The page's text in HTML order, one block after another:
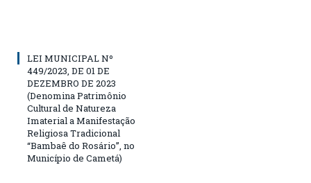
LEI MUNICIPAL Nº
449/2023, DE 01 DE
DEZEMBRO DE 2023
(Denomina Patrimônio
Cultural de Natureza
Imaterial a Manifestação
Religiosa Tradicional
“Bambaê do Rosário”, no
Município de Cametá)